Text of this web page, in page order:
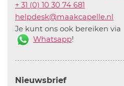
+ 31 (0) 10 30 74 681
helpdesk@maakcapelle.nl
Je kunt ons ook bereiken via
Whatsapp!
Nieuwsbrief